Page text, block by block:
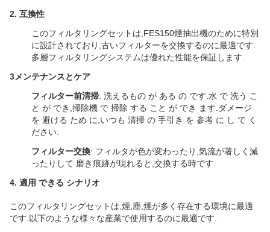
2. 互換性
このフィルタリングセットは,FES150煙抽出機のために特別
に設計されており,古いフィルターを交換するのに最適です.
多層フィルタリングシステムは優れた性能を保証します.
3メンテナンスとケア
フィルター前清掃: 洗えるもの が ある の です.水 で 洗う こ
と が でき,掃除機 で 掃除 する こと が でき ます.ダメージ
を 避ける ため に,いつも 清掃 の 手引き を 参考 に し て く
ださい.
フィルター交換: フィルタが色が変わったり,気流が著しく減
ったりして 磨き痕跡が現れると,交換する時です.
4. 適用 できる シナリオ
このフィルタリングセットは,煙,塵,煙が多く存在する環境に最適
です.以下のような様々な産業で使用するのに最適です.